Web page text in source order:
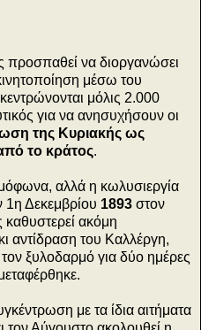
προσπαθεί να διοργανώσει
μέσω του
μόλις 2.000
για να ανησυχήσουν οι
της Κυριακής ως
το κράτος.
αλλά η κωλυσιεργία
1η Δεκεμβρίου 1893 στον
ακόμη
αντίδραση του Καλλέργη,
ξυλοδαρμό για δύο ημέρες
με τα ίδια αιτήματα